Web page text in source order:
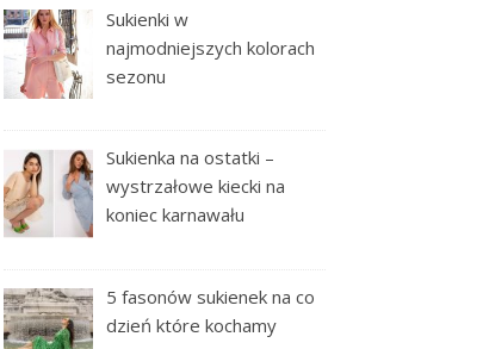
Sukienki w
najmodniejszych kolorach
sezonu
Sukienka na ostatki –
wystrzałowe kiecki na
koniec karnawału
5 fasonów sukienek na co
dzień które kochamy